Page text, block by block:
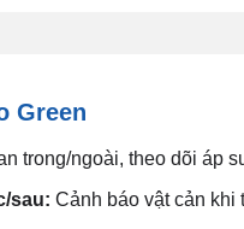
Green
trong/ngoài, theo dõi áp
sau: Cảnh báo vật cản khi